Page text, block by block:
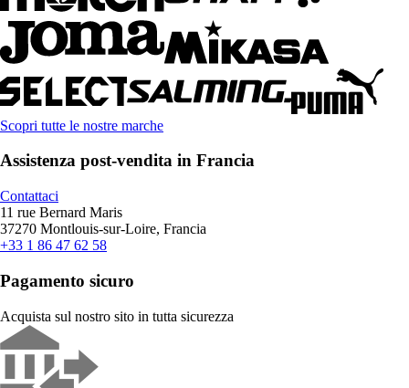
Scopri tutte le nostre marche
Assistenza post-vendita in Francia
Contattaci
11 rue Bernard Maris
37270 Montlouis-sur-Loire, Francia
+33 1 86 47 62 58
Pagamento sicuro
Acquista sul nostro sito in tutta sicurezza